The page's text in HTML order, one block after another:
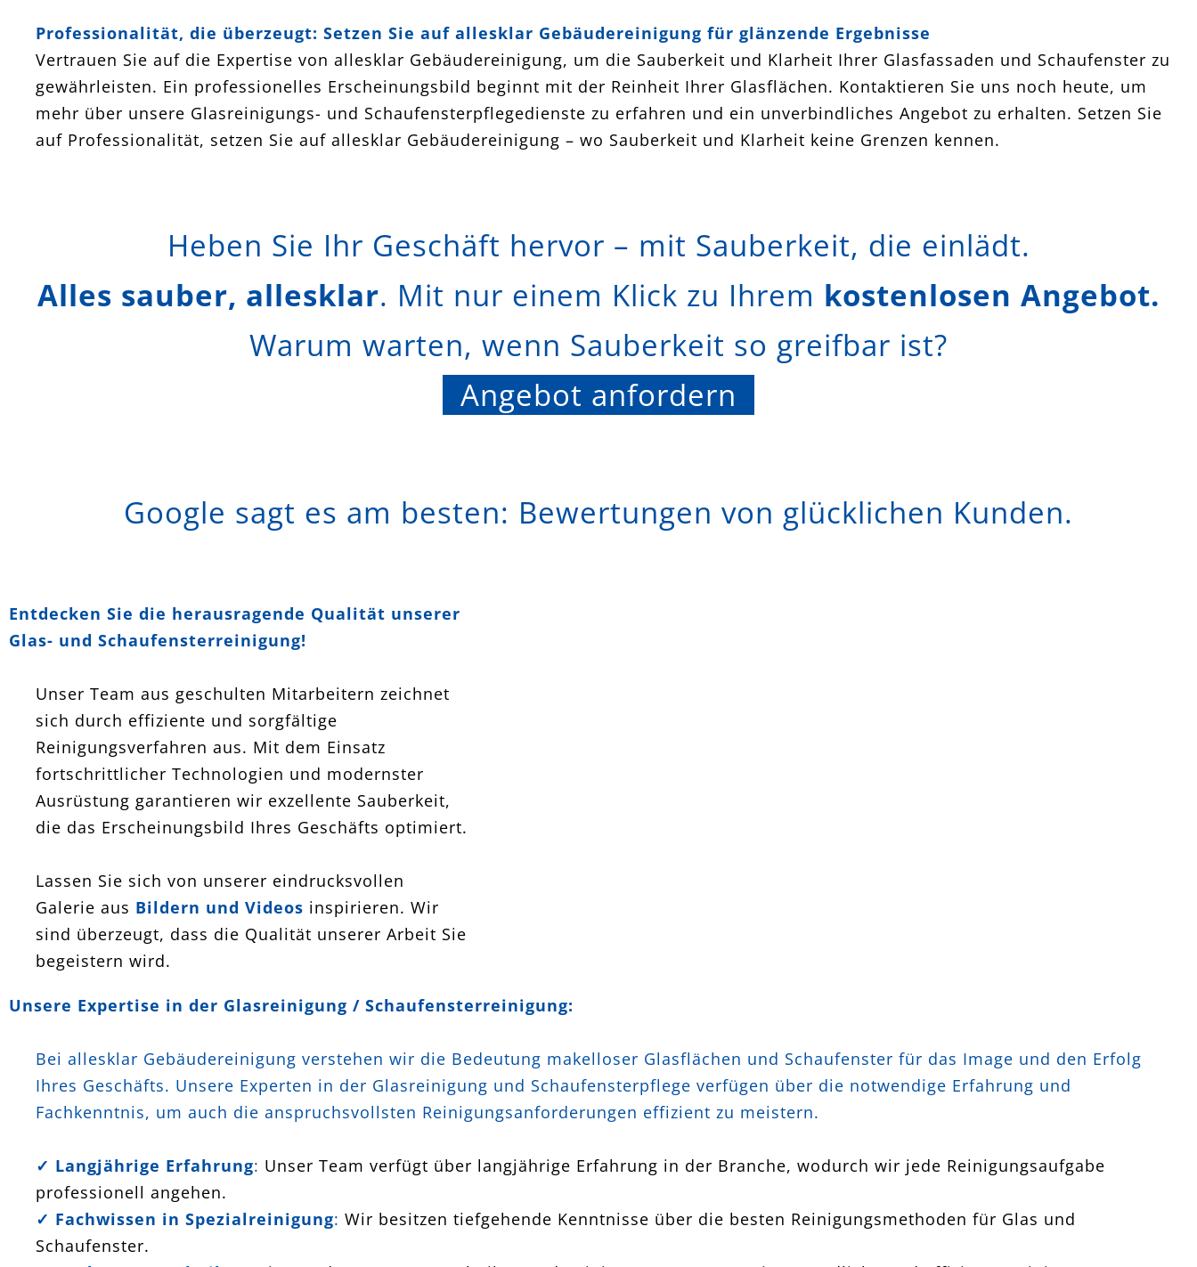
Professionalität, die überzeugt: Setzen Sie auf allesklar Gebäudereinigung für glänzende Ergebnisse
Vertrauen Sie auf die Expertise von allesklar Gebäudereinigung, um die Sauberkeit und Klarheit Ihrer Glasfassaden und Schaufenster zu
gewährleisten. Ein professionelles Erscheinungsbild beginnt mit der Reinheit Ihrer Glasflächen. Kontaktieren Sie uns noch heute, um
mehr über unsere Glasreinigungs- und Schaufensterpflegedienste zu erfahren und ein unverbindliches Angebot zu erhalten. Setzen Sie
auf Professionalität, setzen Sie auf allesklar Gebäudereinigung – wo Sauberkeit und Klarheit keine Grenzen kennen.
Heben Sie Ihr Geschäft hervor – mit Sauberkeit, die einlädt.
Alles sauber, allesklar. Mit nur einem Klick zu Ihrem kostenlosen Angebot.
Warum warten, wenn Sauberkeit so greifbar ist?
Angebot anfordern
Google sagt es am besten: Bewertungen von glücklichen Kunden.
Entdecken Sie die herausragende Qualität unserer
Glas- und Schaufensterreinigung!
Unser Team aus geschulten Mitarbeitern zeichnet
sich durch effiziente und sorgfältige
Reinigungsverfahren aus. Mit dem Einsatz
fortschrittlicher Technologien und modernster
Ausrüstung garantieren wir exzellente Sauberkeit,
die das Erscheinungsbild Ihres Geschäfts optimiert.
Lassen Sie sich von unserer eindrucksvollen
Galerie aus Bildern und Videos inspirieren. Wir
sind überzeugt, dass die Qualität unserer Arbeit Sie
begeistern wird.
Unsere Expertise in der Glasreinigung / Schaufensterreinigung:
Bei allesklar Gebäudereinigung verstehen wir die Bedeutung makelloser Glasflächen und Schaufenster für das Image und den Erfolg
Ihres Geschäfts. Unsere Experten in der Glasreinigung und Schaufensterpflege verfügen über die notwendige Erfahrung und
Fachkenntnis, um auch die anspruchsvollsten Reinigungsanforderungen effizient zu meistern.
✓ Langjährige Erfahrung: Unser Team verfügt über langjährige Erfahrung in der Branche, wodurch wir jede Reinigungsaufgabe
professionell angehen.
✓ Fachwissen in Spezialreinigung: Wir besitzen tiefgehende Kenntnisse über die besten Reinigungsmethoden für Glas und
Schaufenster.